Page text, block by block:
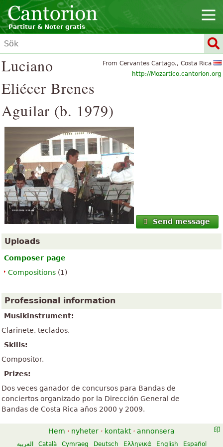
Partitur & Noter gratis
From Cervantes Cartago., Costa Rica
http://Mozartico.cantorion.org
Luciano
Eliécer Brenes
Aguilar (b. 1979)
Send message
Uploads
Composer page
Compositions (1)
Professional information
Musikinstrument:
Clarinete, teclados.
Skills:
Compositor.
Prizes:
Dos veces ganador de concursos para Bandas de
conciertos organizado por la Dirección General de
Bandas de Costa Rica años 2000 y 2009.
Hem · nyheter · kontakt · annonsera
العربية Català Cymraeg Deutsch Ελληνικά English Español